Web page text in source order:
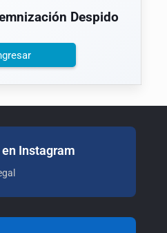
Despido
Instagram